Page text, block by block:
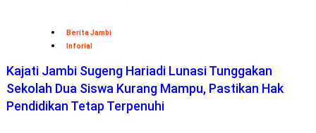
Berita Jambi
Inforial
Kajati Jambi Sugeng Hariadi Lunasi Tunggakan
Sekolah Dua Siswa Kurang Mampu, Pastikan Hak
Pendidikan Tetap Terpenuhi